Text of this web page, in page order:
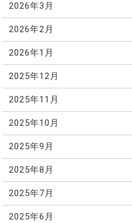
2026年3月
2026年2月
2026年1月
2025年12月
2025年11月
2025年10月
2025年9月
2025年8月
2025年7月
2025年6月